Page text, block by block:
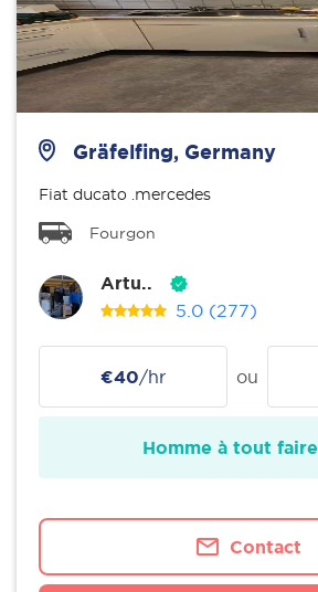
Gräfelfing, Germany
Fiat ducato .mercedes
Fourgon
Artu..
5.0 (277)
€40/hr ou
Homme à tout faire
Contact